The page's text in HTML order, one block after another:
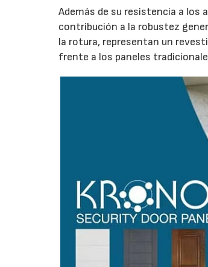
Además de su resistencia a
contribución a la robustez
la rotura, representan un
frente a los paneles